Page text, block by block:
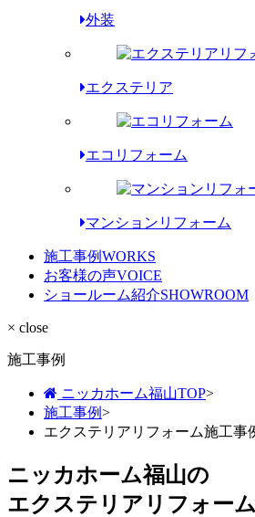
外装
エクステリア
エコリフォーム
マンションリフォーム
施工事例WORKS
お客様の声VOICE
ショールーム紹介SHOWROOM
× close
施工事例
ニッカホーム福山TOP>
施工事例>
エクステリアリフォーム施工事
ニッカホーム福山の
エクステリアリフォー